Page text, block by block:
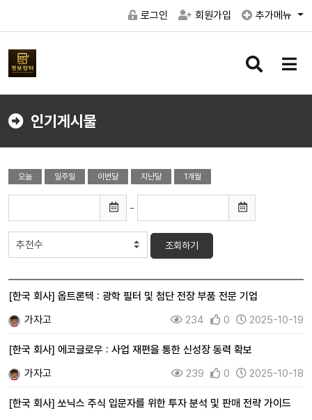
로그인 회원가입 추가메뉴
검
버
메
버
인기게시물
오늘 일주일 이번달 지난달 1개월
-
조회하기
[한국 회사] 옵트론텍 : 광학 필터 및 첨단 전장 부품 전문 기업
가자고
234 0 2025-10-19
[한국 회사] 에코글로우 : 사업 재편을 통한 신성장 동력 확보
가자고
239 0 2025-10-18
[한국 회사] 쏘닉스 주식 입문자를 위한 투자 분석 및 판매 전략 가이드